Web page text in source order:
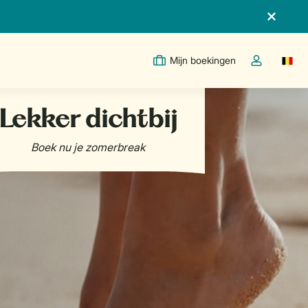
Mijn boekingen
Open de